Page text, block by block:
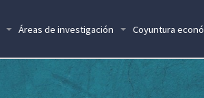
Áreas de investigación Coyuntura